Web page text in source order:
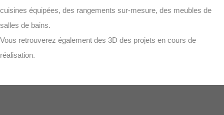
cuisines équipées, des rangements sur-mesure, des meubles de
salles de bains.
Vous retrouverez également des 3D des projets en cours de
réalisation.